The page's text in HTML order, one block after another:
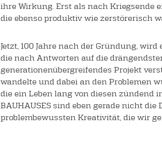
ihre Wirkung. Erst als nach Kriegsende
die ebenso produktiv wie zerstörerisch
Jetzt, 100 Jahre nach der Gründung,
die nach Antworten auf die
generationenübergreifendes Projekt
wandelte und dabei an den Problemen
die ein Leben lang von diesen zündend
BAUHAUSES sind eben gerade nicht
problembewussten Kreativität, die wir